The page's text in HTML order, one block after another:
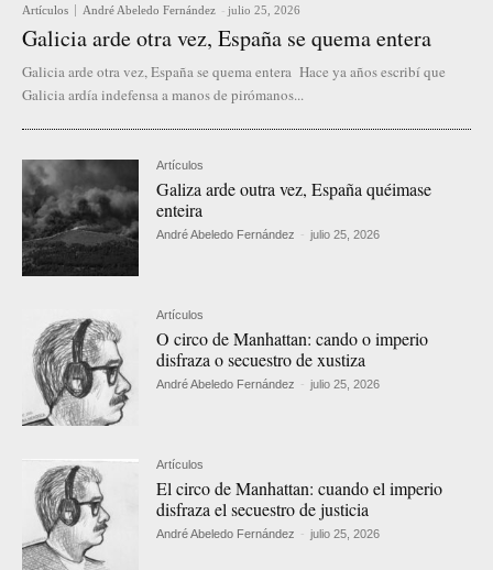
Artículos André Abeledo Fernández - julio 25, 2026
Galicia arde otra vez, España se quema entera
Galicia arde otra vez, España se quema entera Hace ya años escribí que
Galicia ardía indefensa a manos de pirómanos...
Artículos
Galiza arde outra vez, España quéimase
enteira
André Abeledo Fernández - julio 25, 2026
Artículos
O circo de Manhattan: cando o imperio
disfraza o secuestro de xustiza
André Abeledo Fernández - julio 25, 2026
Artículos
El circo de Manhattan: cuando el imperio
disfraza el secuestro de justicia
André Abeledo Fernández - julio 25, 2026